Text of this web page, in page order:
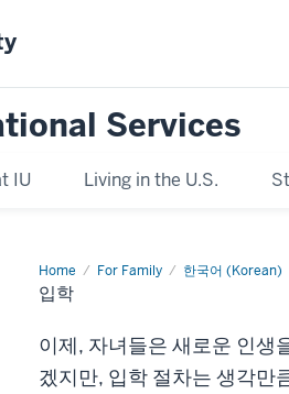
Services
IU Living in the U.S.
Home For Family
한국어 (Korean)
입
학
입학
이제, 자녀들은 새로운 인생
겠지만, 입학 절차는 생각만